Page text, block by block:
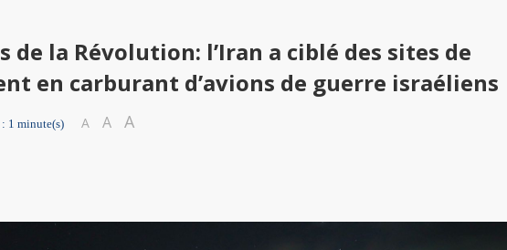
de la Révolution: l’Iran a ciblé des sites de
en carburant d’avions de guerre israéliens
1 minute(s) A A A